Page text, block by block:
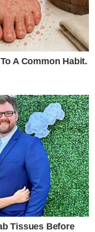
A Common Habit.
Tissues Before